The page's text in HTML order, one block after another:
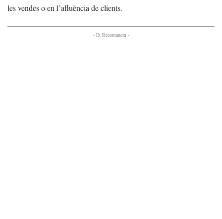
les vendes o en l’afluència de clients.
- Et Recomanem -